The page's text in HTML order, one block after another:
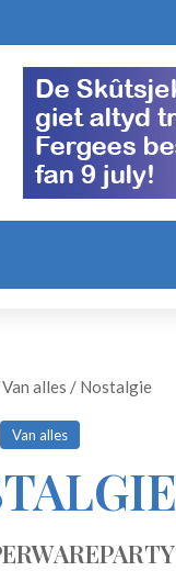
Van alles / Nostalgie
Van alles